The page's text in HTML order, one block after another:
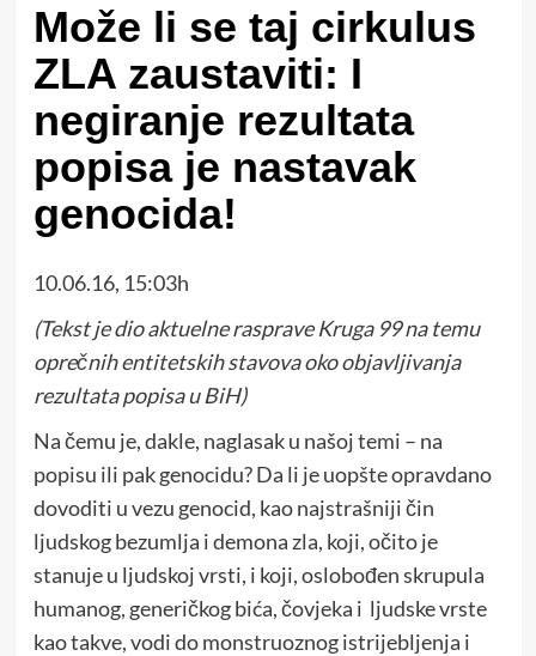
Može li se taj cirkulus
ZLA zaustaviti: I
negiranje rezultata
popisa je nastavak
genocida!
10.06.16, 15:03h
(Tekst je dio aktuelne rasprave Kruga 99 na temu
oprečnih entitetskih stavova oko objavljivanja
rezultata popisa u BiH)
Na čemu je, dakle, naglasak u našoj temi – na
popisu ili pak genocidu? Da li je uopšte opravdano
dovoditi u vezu genocid, kao najstrašniji čin
ljudskog bezumlja i demona zla, koji, očito je
stanuje u ljudskoj vrsti, i koji, oslobođen skrupula
humanog, generičkog bića, čovjeka i ljudske vrste
kao takve, vodi do monstruoznog istrijebljenja i